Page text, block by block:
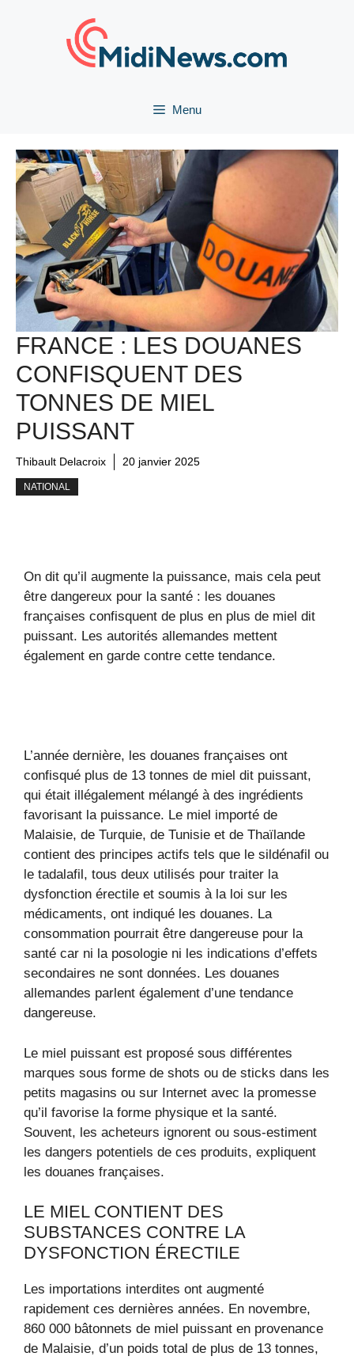
Menu
FRANCE : LES DOUANES
CONFISQUENT DES
TONNES DE MIEL
PUISSANT
Thibault Delacroix 20 janvier 2025
NATIONAL
On dit qu’il augmente la puissance, mais cela peut
être dangereux pour la santé : les douanes
françaises confisquent de plus en plus de miel dit
puissant. Les autorités allemandes mettent
également en garde contre cette tendance.
L’année dernière, les douanes françaises ont
confisqué plus de 13 tonnes de miel dit puissant,
qui était illégalement mélangé à des ingrédients
favorisant la puissance. Le miel importé de
Malaisie, de Turquie, de Tunisie et de Thaïlande
contient des principes actifs tels que le sildénafil ou
le tadalafil, tous deux utilisés pour traiter la
dysfonction érectile et soumis à la loi sur les
médicaments, ont indiqué les douanes. La
consommation pourrait être dangereuse pour la
santé car ni la posologie ni les indications d’effets
secondaires ne sont données. Les douanes
allemandes parlent également d’une tendance
dangereuse.
Le miel puissant est proposé sous différentes
marques sous forme de shots ou de sticks dans les
petits magasins ou sur Internet avec la promesse
qu’il favorise la forme physique et la santé.
Souvent, les acheteurs ignorent ou sous-estiment
les dangers potentiels de ces produits, expliquent
les douanes françaises.
LE MIEL CONTIENT DES
SUBSTANCES CONTRE LA
DYSFONCTION ÉRECTILE
Les importations interdites ont augmenté
rapidement ces dernières années. En novembre,
860 000 bâtonnets de miel puissant en provenance
de Malaisie, d’un poids total de plus de 13 tonnes,